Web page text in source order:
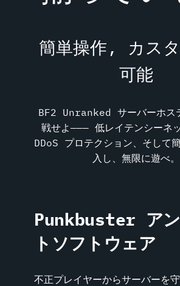
簡単操作, カス
可能
BF2 Unranked サーバーホス
戦せよ――― 低レイテンシーネッ
DDoS プロテクション、そして
入し、無限に遊べ。
Punkbuster アン
トソフトウェア
不正プレイヤーからサーバーを